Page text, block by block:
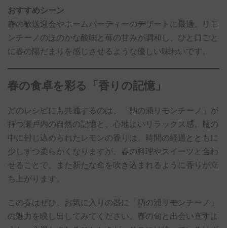
おすすめシーン
春の歓送迎会やホームパーティーのデザートに最適。リモ
ンチーノのほのかな酸味と苺の甘みが調和し、ひと口ごと
に春の陽だまりを感じさせるような優しい味わいです。
春の食卓を彩る「香りの記憶」
どのレシピにも共通するのは、「鞆の浦リモンチーノ」が
持つ瀬戸内の自然の記憶と、心地よいリラックス感。瓶の
中に封じ込められたレモンの香りは、時間の経過とともに
少しずつ柔らかくなりますが、春の料理やスイーツと合わ
せることで、また新たな命を吹き込まれるように香りが立
ち上がります。
この春はぜひ、お気に入りの器に「鞆の浦リモンチーノ」
の魅力を映し出してみてください。春の旬と出会い直すよ